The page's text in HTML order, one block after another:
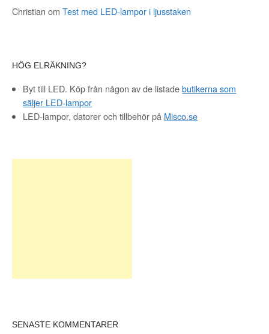
Christian om Test med LED-lampor i ljusstaken
HÖG ELRÄKNING?
Byt till LED. Köp från någon av de listadebutikerna som
säljer LED-lampor
LED-lampor, datorer och tillbehör på Misco.se
SENASTE KOMMENTARER